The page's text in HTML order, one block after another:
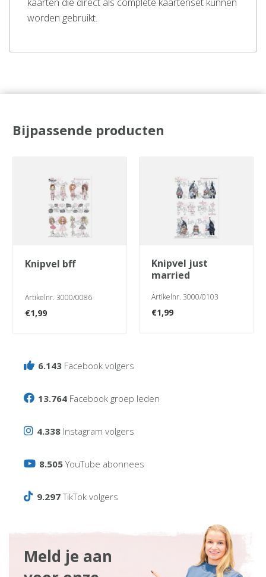
worden gebruikt.
Bijpassende producten
knipvel bff
Artikelnr. 3000/0086
€1,99
knipvel just
married
Artikelnr. 3000/0103
€1,99
6.143 Facebook volgers
13.764 Facebook groep leden
4.338 Instagram volgers
8.505YouTube abonnees
9.297TikTok volgers
Meld je aan